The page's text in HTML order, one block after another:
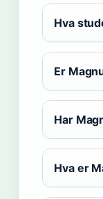
Hva
Er
Har
Hva er